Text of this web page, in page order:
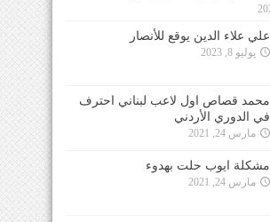
علي علاء الدين يوقع للأنصار
يوليو 8, 2023
محمد قصاص اول لاعب لبناني احترف
في الدوري الأردني
مارس 24, 2021
مشكلة ايوب حلت بهدوء
مارس 24, 2021